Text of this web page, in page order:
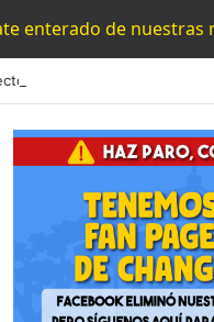
enterado de nuestras